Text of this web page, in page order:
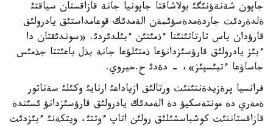
جاپون شةنةؤنئگئ بولاشاقتا جاپونيا جانة قازاقستان سياقتئ
ةلدةردئث جاردةمدةسؤئمةن الةمدئك قوعامداستئق يادرولئق
قارؤدان باس تارتاتئنئنا ءذمئتئن ءبئلدئردئ. «سوندئقتان دا
ءبئز يادرولئق قارؤسئزدانؤعا ذمتئلؤعا جانة بذل باعئتتا جذمئس
جاساؤعا ءتيئسپئز»، - دةدئ ح.حيروي.
فرانسيا پرةزيدةنتئنئث ورتالئق ازياداعئ ارنايئ وكئلئ سةناتور
ةمةري دة مونتةسكيؤ دة الةمدئك يادرولئق قارؤسئزدانؤ ئسئندة
قازاقستاننئث كوشباسشئلئق رولئن اتاپ ءوتتئ، ويتكةنئ ءبئزدئث